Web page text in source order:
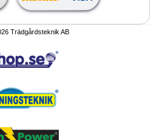
Trädgårdsteknik AB